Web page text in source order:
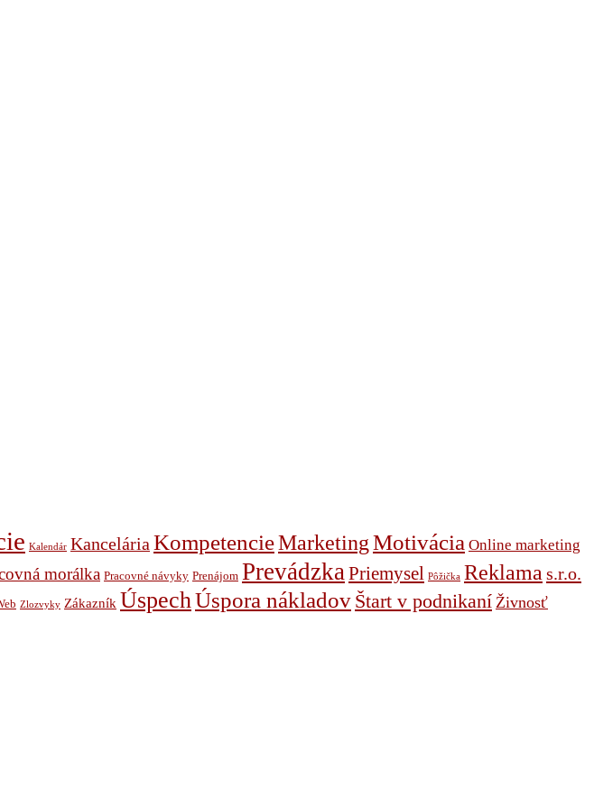
Kalendár Kancelária KompetencieMarketingMotivácia Online marketing
morálka Pracovné návyky Prenájom Prevádzka Priemysel Pôžička Reklama s.r.o.
Zlozvyky Zákazník ÚspechÚspora nákladov Štart v podnikaní Živnosť